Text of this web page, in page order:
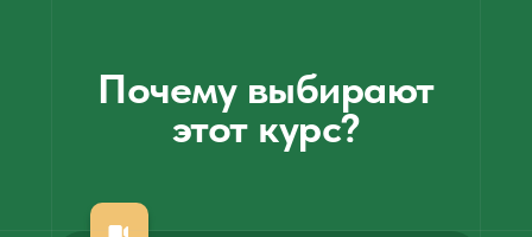
Почему выбирают
этот курс?